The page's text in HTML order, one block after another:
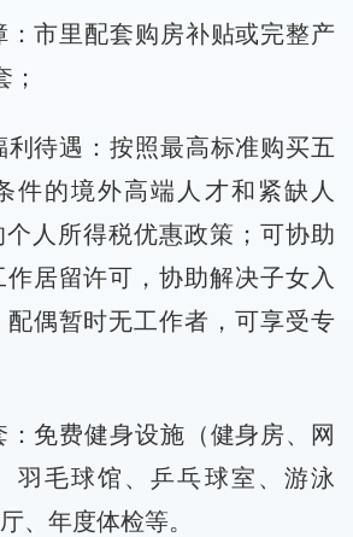
：市里配套购房补贴或完整产
；
利待遇：按照最高标准购买五
件的境外高端人才和紧缺人
人所得税优惠政策；可协助
居留许可，协助解决子女入
偶暂时无工作者，可享受专
：免费健身设施（健身房、网
羽毛球馆、乒乓球室、游泳
、年度体检等。